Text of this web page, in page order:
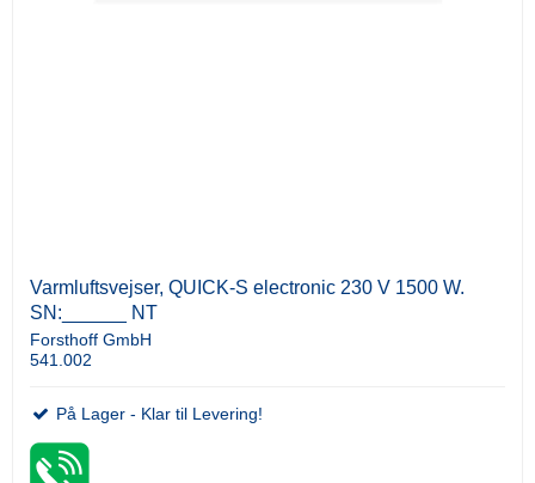
Varmluftsvejser, QUICK-S electronic 230 V 1500 W.
SN:______ NT
Forsthoff GmbH
541.002
På Lager - Klar til Levering!